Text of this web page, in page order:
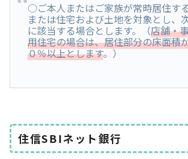
○ご本人またはご家族が常時居住す
または住宅および土地を対象とし、
に該当する場合とします。（店舗・
用住宅の場合は、居住部分の床面積
０％以上とします。）
住信SBIネット銀行